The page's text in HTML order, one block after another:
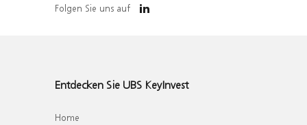
Folgen Sie uns auf
Entdecken Sie UBS KeyInvest
Home